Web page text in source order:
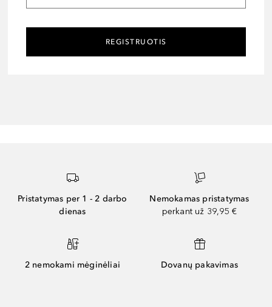
REGISTRUOTIS
Pristatymas per 1 - 2 darbo
dienas
Nemokamas pristatymas
perkant už 39,95 €
2 nemokami mėginėliai Dovanų pakavimas